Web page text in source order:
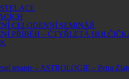
CELODENNÍ SEMINÁŘ
PŘÍBĚH – ČTYŘLETÁ